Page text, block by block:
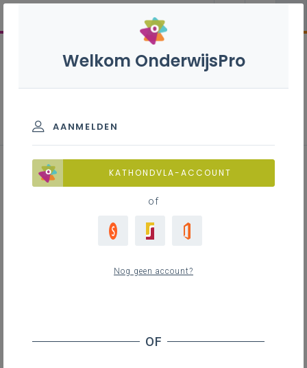
Hier vind je het leerplan en inspirerend materiaal
Welkom OnderwijsPro
AANMELDEN
KATHONDVLA-ACCOUNT
of
Nog geen account?